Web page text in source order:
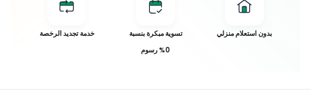
خدمة تجديد الرخصة
تسوية مبكرة بنسبة
0% رسوم
بدون استعلام منزلي